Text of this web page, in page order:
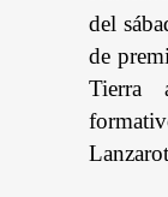
del
de
Tierra